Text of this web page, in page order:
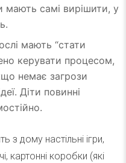
мають самі вирішити, у
мають “стати
керувати процесом,
немає загрози
Діти повинні
з дому настільні ігри,
картонні коробки (які